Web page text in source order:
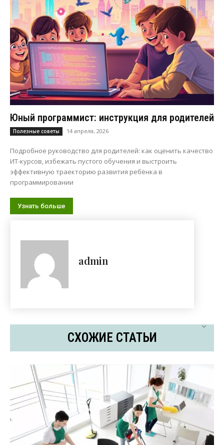
Юный программист: инструкция для родителей
Полезные советы 14 апреля, 2026
Подробное руководство для родителей: как оценить качество
ИТ-курсов, избежать пустого обучения и выстроить
эффективную траекторию развития ребёнка в
программировании
Узнать больше
admin
СХОЖИЕ СТАТЬИ